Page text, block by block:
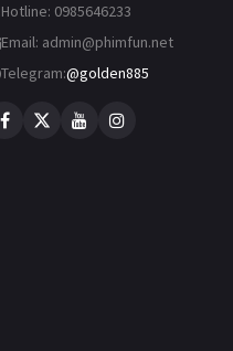
Hotline: 0985646233
Email: admin@phimfun.net
Telegram:@golden885